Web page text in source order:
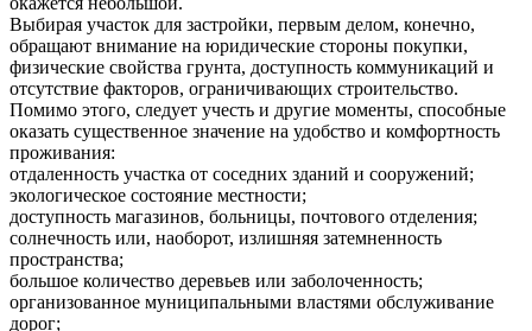
Выбирая участок для застройки, первым делом, конечно,
обращают внимание на юридические стороны покупки,
физические свойства грунта, доступность коммуникаций и
отсутствие факторов, ограничивающих строительство.
Помимо этого, следует учесть и другие моменты, способные
оказать существенное значение на удобство и комфортность
проживания:
отдаленность участка от соседних зданий и сооружений;
экологическое состояние местности;
доступность магазинов, больницы, почтового отделения;
солнечность или, наоборот, излишняя затемненность
пространства;
большое количество деревьев или заболоченность;
организованное муниципальными властями обслуживание
дорог;